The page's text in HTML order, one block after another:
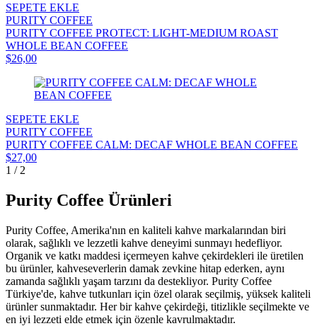
SEPETE EKLE
PURITY COFFEE
PURITY COFFEE PROTECT: LIGHT-MEDIUM ROAST
WHOLE BEAN COFFEE
$26,00
SEPETE EKLE
PURITY COFFEE
PURITY COFFEE CALM: DECAF WHOLE BEAN COFFEE
$27,00
1 / 2
Purity Coffee Ürünleri
Purity Coffee, Amerika'nın en kaliteli kahve markalarından biri
olarak, sağlıklı ve lezzetli kahve deneyimi sunmayı hedefliyor.
Organik ve katkı maddesi içermeyen kahve çekirdekleri ile üretilen
bu ürünler, kahveseverlerin damak zevkine hitap ederken, aynı
zamanda sağlıklı yaşam tarzını da destekliyor. Purity Coffee
Türkiye'de, kahve tutkunları için özel olarak seçilmiş, yüksek kaliteli
ürünler sunmaktadır. Her bir kahve çekirdeği, titizlikle seçilmekte ve
en iyi lezzeti elde etmek için özenle kavrulmaktadır.